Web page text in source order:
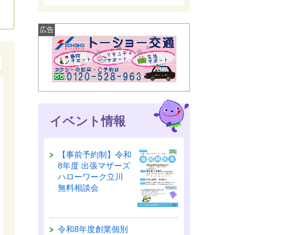
広告
イベント情報
【事前予約制】令和
8年度 出張マザーズ
ハローワーク立川
無料相談会
令和8年度創業個別